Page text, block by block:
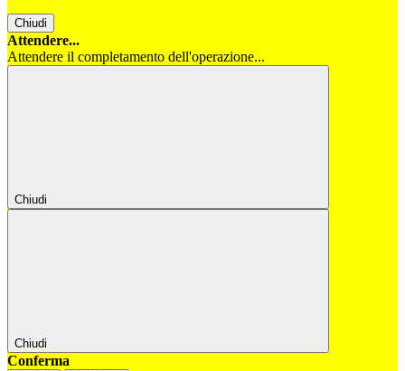
Chiudi
Attendere...
Attendere il completamento dell'operazione...
Chiudi
Chiudi
Conferma